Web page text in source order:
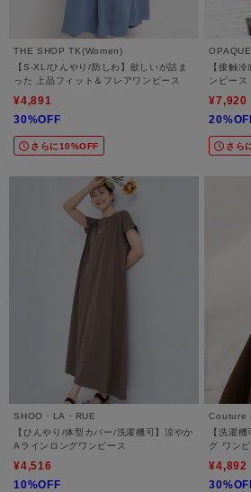
THE SHOP TK(Women)
【S-XL/ひんやり/防しわ】欲しいが詰ま
った 上品フィット＆フレアワンピース
¥4,891
30%OFF
さらに10%OFF
【接触
ンピース
¥7,920
さら
SHOO・LA・RUE
【ひんやり/体型カバー/洗濯機可】涼やか
Aラインロングワンピース
¥4,516
10%OFF
Couture
【洗濯
グ ワン
¥4,892